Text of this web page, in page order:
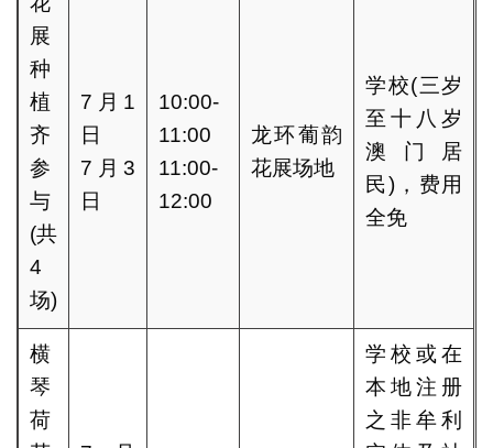
展
种
植
齐
参
与
(共
4
场)
7月1
日
7月3
日
10:00-
11:00
11:00-
12:00
龙环葡韵
花展场地
学校(三岁
至十八岁
澳门居
民)，费用
全免
横
琴
荷
学校或在
本地注册
之非牟利